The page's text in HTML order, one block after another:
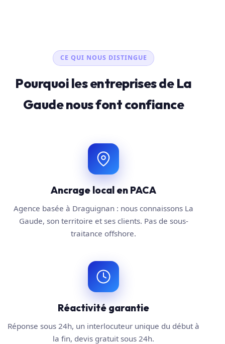
CE QUI NOUS DISTINGUE
Pourquoi les entreprises de La
Gaude nous font confiance
Ancrage local en PACA
Agence basée à Draguignan : nous connaissons La
Gaude, son territoire et ses clients. Pas de sous-
traitance offshore.
Réactivité garantie
Réponse sous 24h, un interlocuteur unique du début à
la fin, devis gratuit sous 24h.